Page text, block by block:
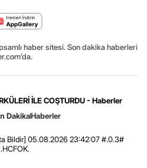
haber sitesi. Son dakika haberleri
İLE COŞTURDU - Haberler
DakikaHaberler
Bildir] 05.08.2026 23:42:07 #.0.3#
.HCFOK.